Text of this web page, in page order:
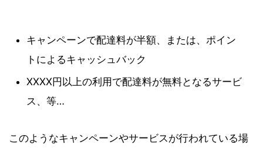
キャンペーンで配達料が半額、または、ポイン
トによるキャッシュバック
XXXX円以上の利用で配達料が無料となるサービ
ス、等…
このようなキャンペーンやサービスが行われている場